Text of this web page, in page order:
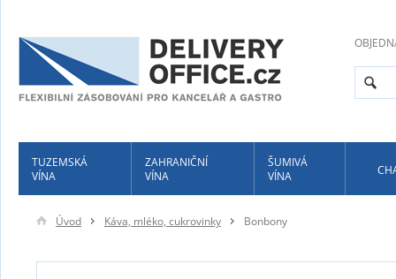
TUZEMSKÁ
VÍNA
ZAHRANIČNÍ
VÍNA
ŠUMIVÁ
VÍNA
Úvod Káva, mléko, cukrovinky Bonbony